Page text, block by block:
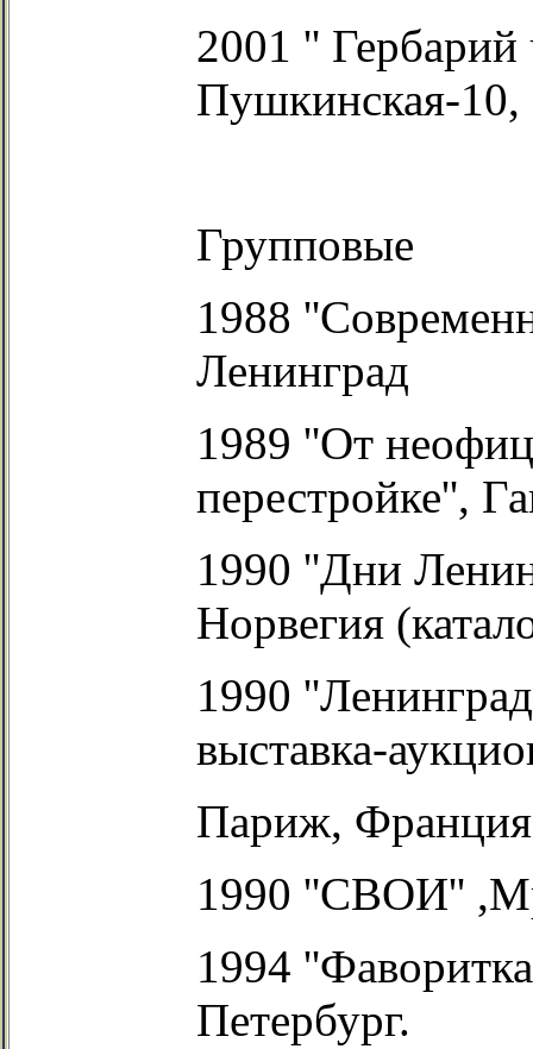
2001 '' Гербарий
Пушкинская-10,
Групповые
1988
Ленинград
1989 ''От
перестройке'',
1990 ''Дни
Норвегия
1990
выставка-
Париж,
1990 ''СВОИ''
1994
Петербург.